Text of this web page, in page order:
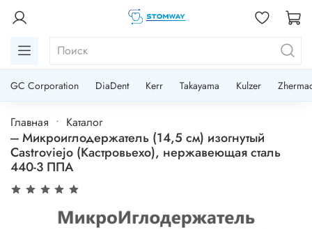
GC Corporation DiaDent Kerr Takayama Kulzer
Главная Каталог
--- Микроиглодержатель (14,5 см) изогнутый
Castroviejo (Кастровьехо), нержавеющая сталь
440-3 ППА